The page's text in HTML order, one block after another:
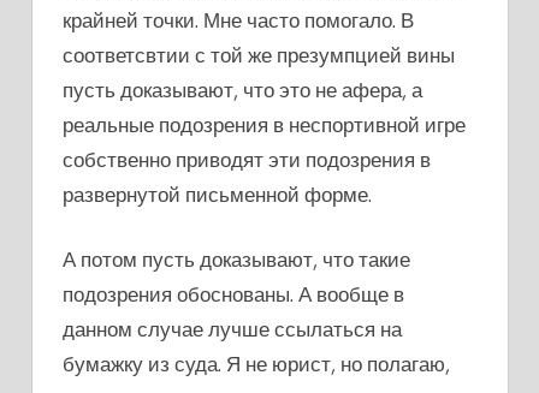
крайней точки. Мне часто помогало. В
соответсвтии с той же презумпцией вины
пусть доказывают, что это не афера, а
реальные подозрения в неспортивной игре
собственно приводят эти подозрения в
развернутой письменной форме.
А потом пусть доказывают, что такие
подозрения обоснованы. А вообще в
данном случае лучше ссылаться на
бумажку из суда. Я не юрист, но полагаю,